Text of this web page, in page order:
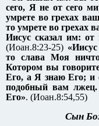
сего, Я не от сего
умрете во грехах
то умрете во грехах
Иисус сказал им:
(Иоан.8:23-25)
то слава Моя
Котором вы
Его, а Я знаю Его; и
подобный вам
Его». (Иоан.8:54,55)
Сын